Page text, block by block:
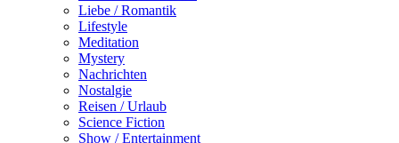
Liebe / Romantik
Lifestyle
Meditation
Mystery
Nachrichten
Nostalgie
Reisen / Urlaub
Science Fiction
Show / Entertainment